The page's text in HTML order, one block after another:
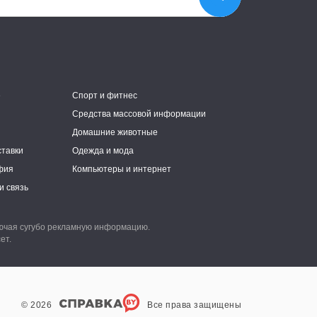
Спорт и фитнес
Средства массовой информации
Домашние животные
Одежда и мода
Компьютеры и интернет
связь
сугубо рекламную информацию.
© 2026 Все права защищены